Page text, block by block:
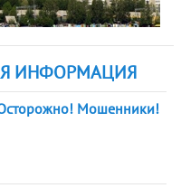
ИНФОРМАЦИЯ
Мошенники!